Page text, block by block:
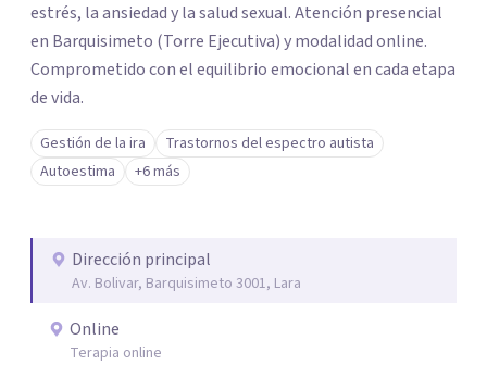
estrés, la ansiedad y la salud sexual. Atención presencial
en Barquisimeto (Torre Ejecutiva) y modalidad online.
Comprometido con el equilibrio emocional en cada etapa
de vida.
Gestión de la ira
Trastornos del espectro autista
Autoestima
+6 más
Dirección principal
Av. Bolivar, Barquisimeto 3001, Lara
Online
Terapia online